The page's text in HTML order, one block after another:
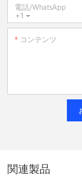
+1
電話/WhatsApp
コンテンツ
関連製品